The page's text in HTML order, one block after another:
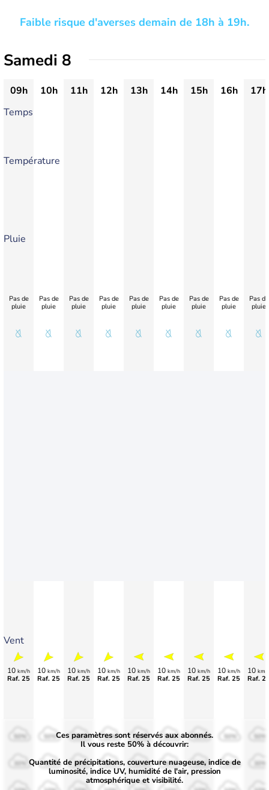
Faible risque d'averses demain de 18h à 19h.
Samedi 8
09h 10h 11h 12h 13h 14h 15h 16h
17h
Temps
Température
Pluie
Vent
Pas de
pluie
10 km/h
Raf. 25
Pas de
pluie
10 km/h
Raf. 25
Pas de
pluie
10 km/h
Raf. 25
Pas de
pluie
10 km/h
Raf. 25
Pas de
pluie
10 km/h
Raf. 25
Pas de
pluie
10 km/h
Raf. 25
Pas de
pluie
10 km/h
Raf. 25
Pas de
pluie
10 km/h
Raf. 25
Pas de
pluie
10 km/
Raf.
50%
30%
50%
30%
50%
30%
50%
30%
50%
30%
50%
30%
50%
30%
Ces paramètres sont réservés aux abonnés.
Il vous reste 50% à découvrir:
Quantité de précipitations, couverture nuageuse, indice de
luminosité, indice UV, humidité de l'air, pression
atmosphérique et visibilité.